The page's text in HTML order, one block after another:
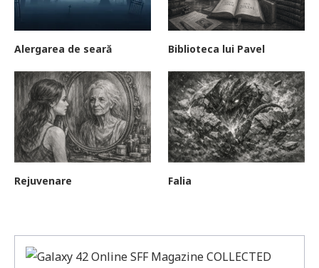
Alergarea de seară Biblioteca lui Pavel
Rejuvenare Falia